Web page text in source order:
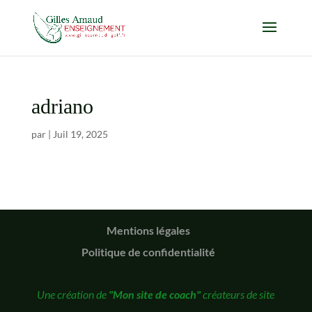
adriano
par | Juil 19, 2025
Mentions légales
Politique de confidentialité
Une création de "Mon site de coach"créateurs de site